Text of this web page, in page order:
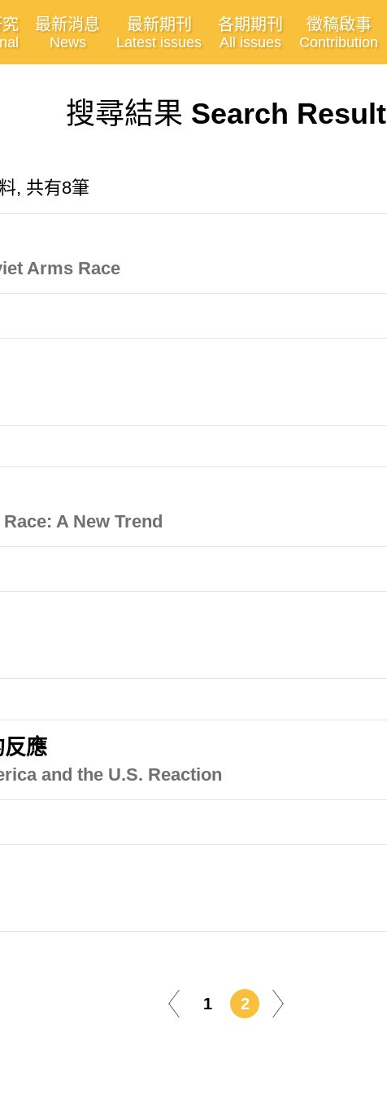
最新消息
News
最新期刊
Latest issues
各期期刊
All issues
徵稿啟事
Contribution
搜尋結果 Search Result
, 共有8筆
Arms Race
A New Trend
應
and the U.S. Reaction
1 2